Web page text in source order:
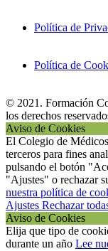
Política de
Política de
© 2021. Formación
los derechos
Aviso de Cookies
El Colegio de
terceros para fines
pulsando el botón
"Ajustes" o rechazar
nuestra política de
Ajustes Rechazar
Aviso de Cookies
Elija que tipo de
durante un año Lee